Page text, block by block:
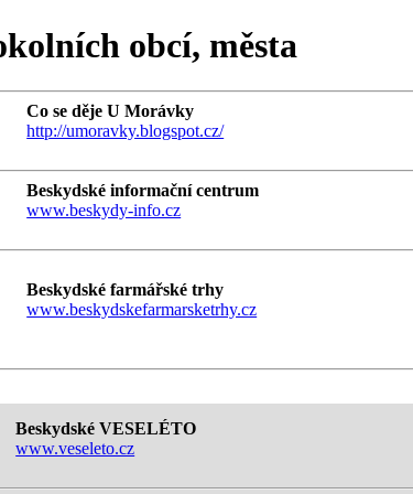
obcí, města
Co se děje U Morávky
http://umoravky.blogspot.cz/
Beskydské informační centrum
www.beskydy-info.cz
Beskydské farmářské trhy
www.beskydskefarmarsketrhy.cz
Beskydské VESELÉTO
www.veseleto.cz